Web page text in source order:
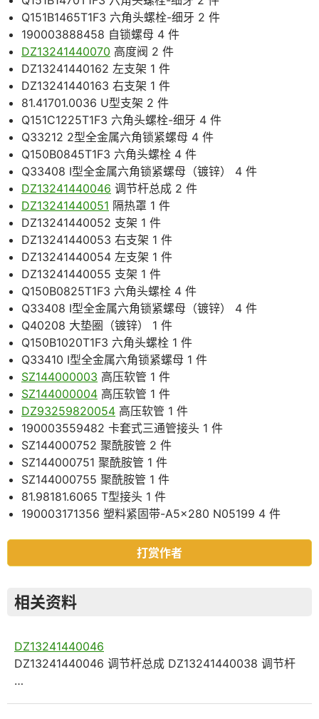
Q151B1465T1F3 六角头螺栓-细牙 2 件
190003888458 自锁螺母 4 件
DZ13241440070 高度阀 2 件
DZ13241440162 左支架 1 件
DZ13241440163 右支架 1 件
81.41701.0036 U型支架 2 件
Q151C1225T1F3 六角头螺栓-细牙 4 件
Q33212 2型全金属六角锁紧螺母 4 件
Q150B0845T1F3 六角头螺栓 4 件
Q33408 Ⅰ型全金属六角锁紧螺母（镀锌） 4 件
DZ13241440046 调节杆总成 2 件
DZ13241440051 隔热罩 1 件
DZ13241440052 支架 1 件
DZ13241440053 右支架 1 件
DZ13241440054 左支架 1 件
DZ13241440055 支架 1 件
Q150B0825T1F3 六角头螺栓 4 件
Q33408 Ⅰ型全金属六角锁紧螺母（镀锌） 4 件
Q40208 大垫圈（镀锌） 1 件
Q150B1020T1F3 六角头螺栓 1 件
Q33410 Ⅰ型全金属六角锁紧螺母 1 件
SZ144000003 高压软管 1 件
SZ144000004 高压软管 1 件
DZ93259820054 高压软管 1 件
190003559482 卡套式三通管接头 1 件
SZ144000752 聚酰胺管 2 件
SZ144000751 聚酰胺管 1 件
SZ144000755 聚酰胺管 1 件
81.98181.6065 T型接头 1 件
190003171356 塑料紧固带-A5×280 N05199 4 件
打赏作者
相关资料
DZ13241440046
DZ13241440046 调节杆总成 DZ13241440038 调节杆
…